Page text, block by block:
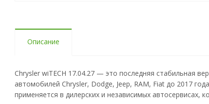
Описание
Chrysler wiTECH 17.04.27 — это последняя стабильная
автомобилей Chrysler, Dodge, Jeep, RAM, Fiat до 2017
применяется в дилерских и независимых автосервисах,